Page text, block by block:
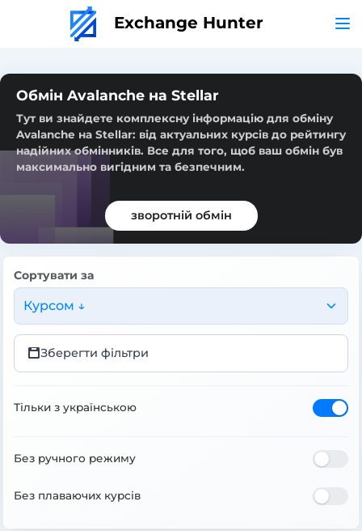
Exchange Hunter
Обмін Avalanche на Stellar
Тут ви знайдете комплексну інформацію для обміну
Avalanche на Stellar: від актуальних курсів до рейтингу
надійних обмінників. Все для того, щоб ваш обмін був
максимально вигідним та безпечним.
зворотній обмін
Сортувати за
Курсом ↓
Зберегти фільтри
Тільки з українською
Без ручного режиму
Без плаваючих курсів